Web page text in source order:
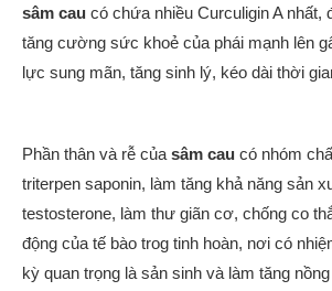
sâm cau có chứa nhiều Curculigin A nhất,
tăng cường sức khoẻ của phái mạnh lên
lực sung mãn, tăng sinh lý, kéo dài thời
Phần thân và rễ của sâm cau có nhóm
triterpen saponin, làm tăng khả năng sản
testosterone, làm thư giãn cơ, chống co
động của tế bào trog tinh hoàn, nơi có
kỳ quan trọng là sản sinh và làm tăng